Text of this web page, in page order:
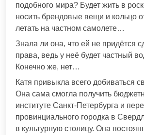
подобного мира? Будет жить в
носить брендовые вещи и кольцо
летать на частном самолете…
Знала ли она, что ей не придётся
права, ведь у неё будет частный
Конечно же, нет…
Катя привыкла всего добиваться
Она сама смогла получить
институте Санкт-Петербурга и
провинциального городка в
в культурную столицу. Она